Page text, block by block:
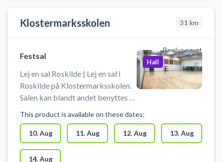
Klostermarksskolen 31 km
Book a court
Festsal
Lej en sal Roskilde | Lej en sal i
Roskilde på Klostermarksskolen.
Salen kan blandt andet benyttes til
Dans, Yoga og Kampsport. Salen
findes på Klostermarksskolen i
Roskilde.
Hall
This product is available on these dates:
10. Aug 11. Aug 12. Aug 13. Aug
14. Aug